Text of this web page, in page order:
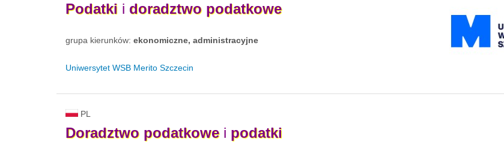
Podatki i doradztwo podatkowe
grupa kierunków: ekonomiczne, administracyjne
Uniwersytet WSB Merito Szczecin
PL
Doradztwo podatkowei podatki